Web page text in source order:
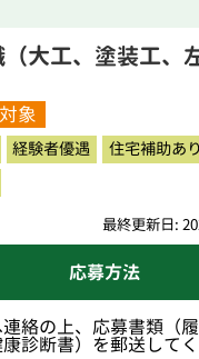
大工、塗装工、
象
経験者優遇
住宅補助あり
最終更新日:
応募方法
絡の上、応募書類（
診断書）を郵送してく